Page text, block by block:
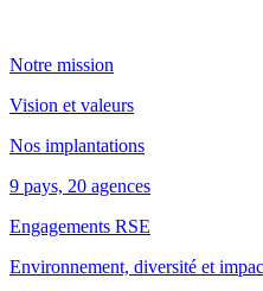
Notre mission
Vision et valeurs
Nos implantations
9 pays, 20 agences
Engagements RSE
Environnement, diversité et